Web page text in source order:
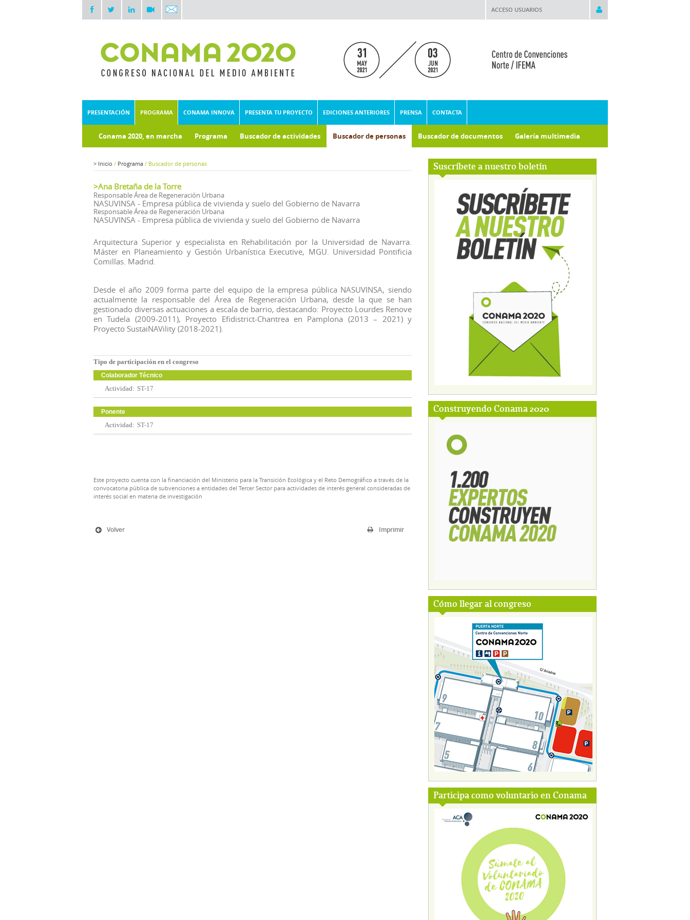
ACCESO USUARIOS
PRESENTACIÓN PROGRAMA CONAMA INNOVA PRESENTA TU PROYECTO EDICIONES ANTERIORES PRENSA CONTACTA
Conama 2020, en marcha Programa Buscador de actividades Buscador de personas Buscador de documentos Galería multimedia
Suscríbete a nuestro boletín
Construyendo Conama 2020
Cómo llegar al congreso
Participa como voluntario en Conama
> Inicio / Programa / Buscador de personas
>Ana Bretaña de la Torre
Responsable Área de Regeneración Urbana
NASUVINSA - Empresa pública de vivienda y suelo del Gobierno de Navarra
Responsable Área de Regeneración Urbana
NASUVINSA - Empresa pública de vivienda y suelo del Gobierno de Navarra
Arquitectura Superior y especialista en Rehabilitación por la Universidad de Navarra.
Máster en Planeamiento y Gestión Urbanística Executive, MGU. Universidad Pontificia
Comillas. Madrid.
Desde el año 2009 forma parte del equipo de la empresa pública NASUVINSA, siendo
actualmente la responsable del Área de Regeneración Urbana, desde la que se han
gestionado diversas actuaciones a escala de barrio, destacando: Proyecto Lourdes Renove
en Tudela (2009-2011), Proyecto Efidistrict-Chantrea en Pamplona (2013 – 2021) y
Proyecto SustaiNAVility (2018-2021).
Tipo de participación en el congreso
Colaborador Técnico
Actividad: ST-17
Ponente
Actividad: ST-17
Este proyecto cuenta con la financiación del Ministerio para la Transición Ecológica y el Reto Demográfico a través de la
convocatoria pública de subvenciones a entidades del Tercer Sector para actividades de interés general consideradas de
interés social en materia de investigación
Imprimir
Volver